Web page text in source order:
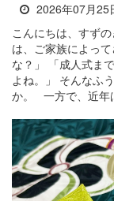
2026年07月25
こんにちは、すず
は、ご家族によっ
な？」 「成人式ま
よね。」 そんなふ
か。 一方で、近年